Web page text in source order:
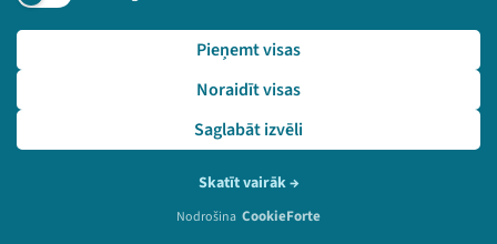
Saglabāt izvēli
Noraidīt visas
Pieņemt visas
Skatīt vairāk→
Nodrošina CookieForte
2020. gada 3. septembris
Diskusija "Vienotās atlīdzības likums - solis uz
priekšu vai divi atpakaļ?"